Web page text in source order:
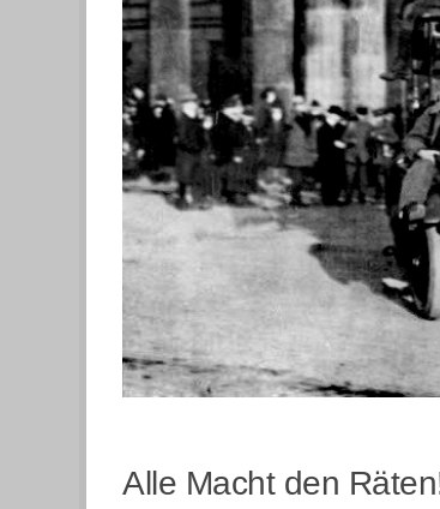
Alle Macht den